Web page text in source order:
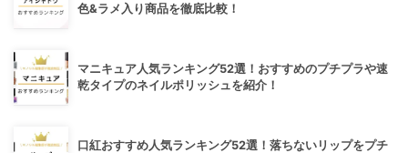
色&ラメ入り商品を徹底比較！
マニキュア人気ランキング52選！おすすめのプチプラや速
乾タイプのネイルポリッシュを紹介！
口紅おすすめ人気ランキング52選！落ちないリップをプチ